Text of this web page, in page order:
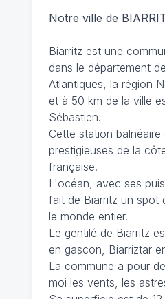
Notre ville de
Biarritz est une
dans le département
Atlantiques, la région
et à 50 km de la ville
Sébastien.
Cette station
prestigieuses de la
française.
L'océan, avec ses
fait de Biarritz un spot
le monde entier.
Le gentilé de Biarritz
en gascon, Biarriztar
La commune a pour
moi les vents, les